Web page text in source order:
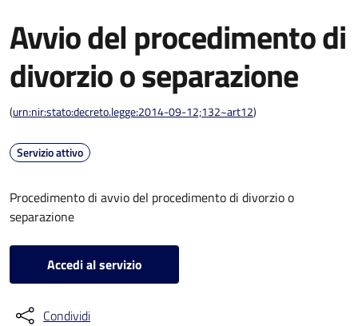
Avvio del procedimento di
divorzio o separazione
(urn:nir:stato:decreto.legge:2014-09-12;132~art12)
Servizio attivo
Procedimento di avvio del procedimento di divorzio o
separazione
Accedi al servizio
Condividi